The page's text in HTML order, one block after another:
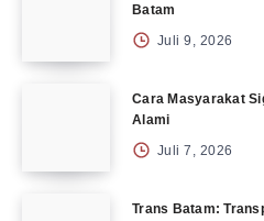
Batam
Juli 9, 2026
Cara Masyarakat
Alami
Juli 7, 2026
Trans Batam: